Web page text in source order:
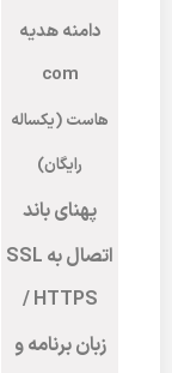
دامنه هدیه
com
هاست (یکساله
رایگان)
پهنای باند
اتصال به SSL
/ HTTPS
زبان برنامه و